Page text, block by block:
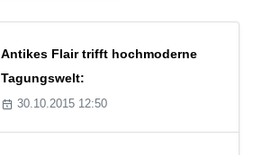
Antikes Flair trifft hochmoderne
Tagungswelt:
30.10.2015 12:50